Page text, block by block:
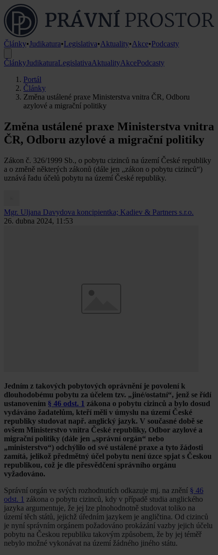
Články•Judikatura•Legislativa•Aktuality•Akce•Podcasty
ČlánkyJudikaturaLegislativaAktualityAkcePodcasty
Portál
Články
Změna ustálené praxe Ministerstva vnitra ČR, Odboru
azylové a migrační politiky
Změna ustálené praxe Ministerstva vnitra
ČR, Odboru azylové a migrační politiky
Zákon č. 326/1999 Sb., o pobytu cizinců na území České republiky
a o změně některých zákonů (dále jen „zákon o pobytu cizinců“)
uznává řadu účelů pobytu na území České republiky.
Mgr. Uljana Davydova koncipientka; Kadiev & Partners s.r.o.
26. dubna 2024, 11:53
Jedním z takových pobytových oprávnění je povolení k
dlouhodobému pobytu za účelem tzv. „jiné/ostatní“, jenž se řídí
ustanovením § 46 odst. 1 zákona o pobytu cizinců a bylo dosud
vydáváno žadatelům, kteří měli v úmyslu na území České
republiky studovat např. anglický jazyk. V současné době se
ovšem Ministerstvo vnitra České republiky, Odbor azylové a
migrační politiky (dále jen „správní orgán“ nebo
„ministerstvo“) odchýlilo od své ustálené praxe a tyto žádosti
zamítá, jelikož předmětný účel pobytu není úzce spjat s Českou
republikou, což je dle přesvědčení správního orgánu
vyžadováno.
Správní orgán ve svých rozhodnutích odkazuje mj. na znění § 46
odst. 1 zákona o pobytu cizinců, kdy v případě studia anglického
jazyka argumentuje, že jej lze plnohodnotně studovat toliko na
území těch států, jejichž úředním jazykem je angličtina. Od cizinců
je nyní správním orgánem požadováno prokázání vazby jejich účelu
pobytu na Českou republiku takovým způsobem, že by jej téměř
nebylo možné vykonávat na území žádného jiného státu.